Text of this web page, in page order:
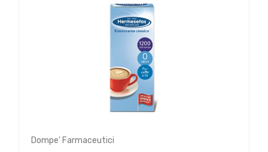
Dompe' Farmaceutici